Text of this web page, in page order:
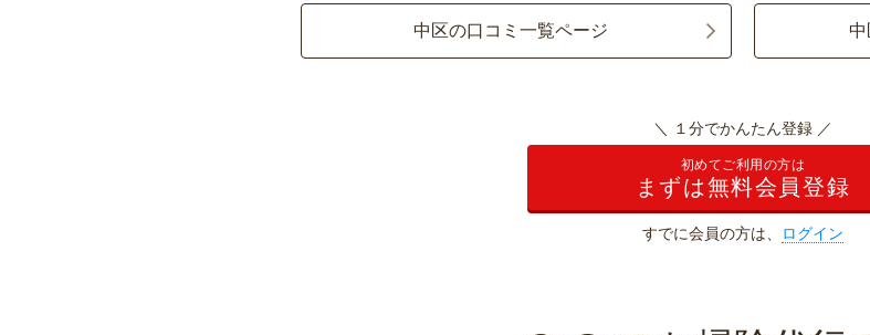
中区の口コミ一覧ページ 中
＼ １分でかんたん登録 ／
初めてご利用の方は
まずは無料会員登録
すでに会員の方は、 ログイン